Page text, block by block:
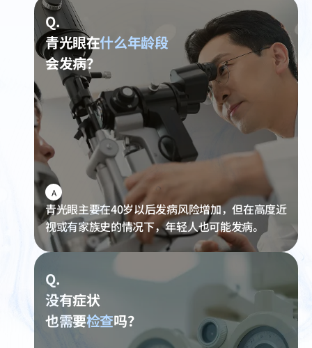
Q.
青光眼在什么年龄段
会发病？
A
青光眼主要在40岁以后发病风险增加，但在高度近
视或有家族史的情况下，年轻人也可能发病。
Q.
没有症状
也需要检查吗？